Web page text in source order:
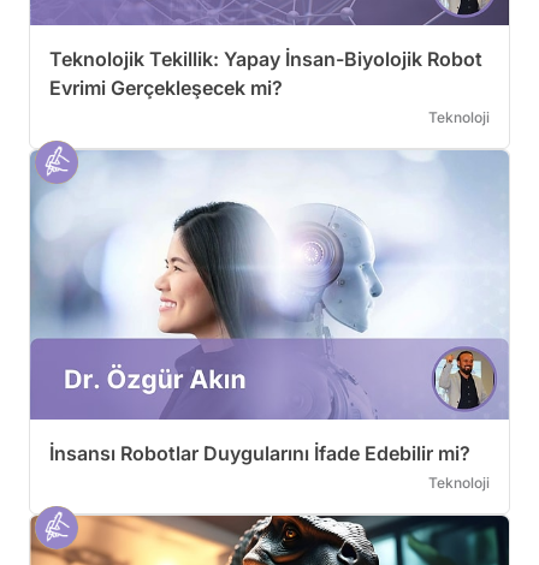
Teknolojik Tekillik: Yapay İnsan-Biyolojik Robot
Evrimi Gerçekleşecek mi?
Teknoloji
İnsansı Robotlar Duygularını İfade Edebilir mi?
Teknoloji